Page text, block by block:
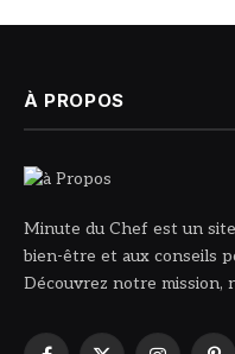
À PROPOS
Minute du Chef est un
bien-être et aux conseils
Découvrez notre mission,